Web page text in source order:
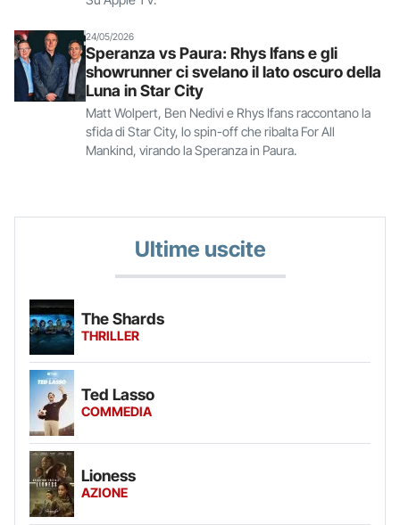
24/05/2026
Speranza vs Paura: Rhys Ifans e gli
showrunner ci svelano il lato oscuro della
Luna in Star City
Matt Wolpert, Ben Nedivi e Rhys Ifans raccontano la
sfida di Star City, lo spin-off che ribalta For All
Mankind, virando la Speranza in Paura.
Ultime uscite
The Shards
THRILLER
Ted Lasso
COMMEDIA
Lioness
AZIONE